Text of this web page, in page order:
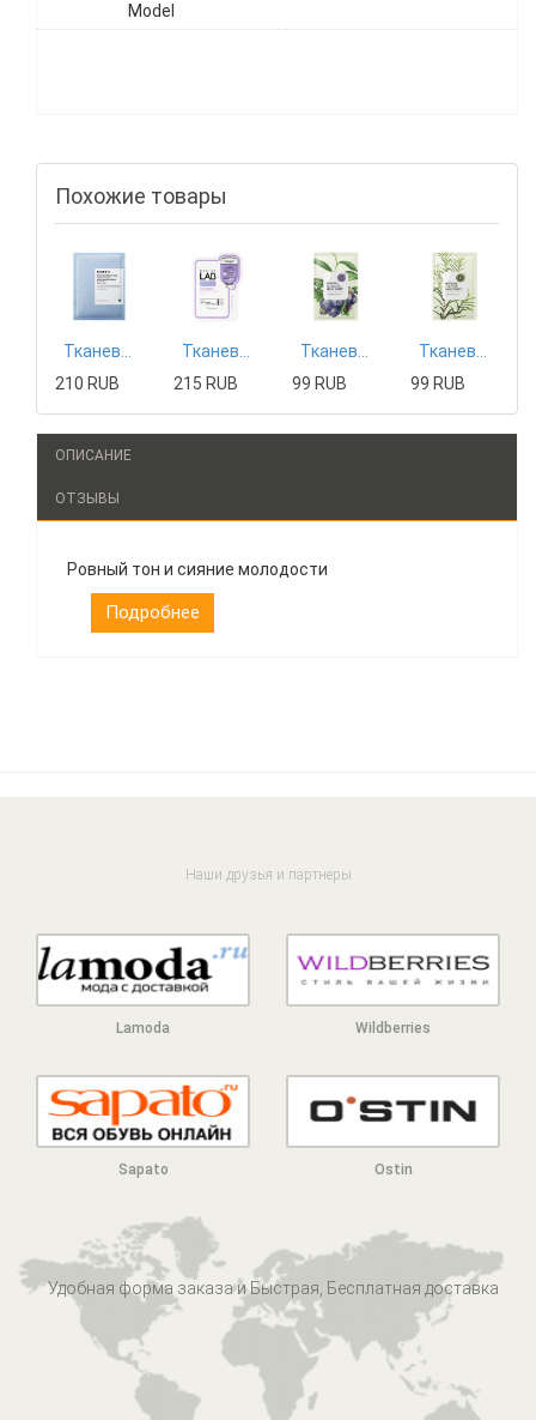
Model
Похожие товары
210 RUB
215 RUB
99 RUB
99 RUB
ОПИСАНИЕ
ОТЗЫВЫ
Ровный тон и сияние молодости
Подробнее
Наши друзья и партнеры
Lamoda Wildberries
Sapato Ostin
Удобная форма заказа и Быстрая, Бесплатная доставка